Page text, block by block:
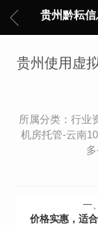
贵州使用虚
所属分类：行
机房托管-云南
一
价格实惠，适